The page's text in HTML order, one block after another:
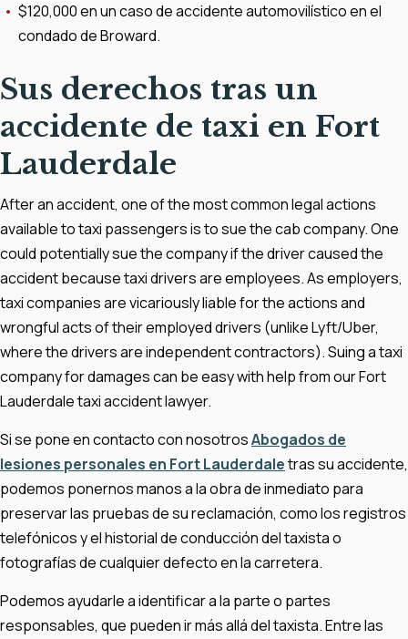
$120,000 en un caso de accidente automovilístico en el
condado de Broward.
Sus derechos tras un
accidente de taxi en Fort
Lauderdale
After an accident, one of the most common legal actions
available to taxi passengers is to sue the cab company. One
could potentially sue the company if the driver caused the
accident because taxi drivers are employees. As employers,
taxi companies are vicariously liable for the actions and
wrongful acts of their employed drivers (unlike Lyft/Uber,
where the drivers are independent contractors). Suing a taxi
company for damages can be easy with help from our Fort
Lauderdale taxi accident lawyer.
Si se pone en contacto con nosotrosAbogados de
lesiones personales en Fort Lauderdaletras su accidente,
podemos ponernos manos a la obra de inmediato para
preservar las pruebas de su reclamación, como los registros
telefónicos y el historial de conducción del taxista o
fotografías de cualquier defecto en la carretera.
Podemos ayudarle a identificar a la parte o partes
responsables, que pueden ir más allá del taxista. Entre las